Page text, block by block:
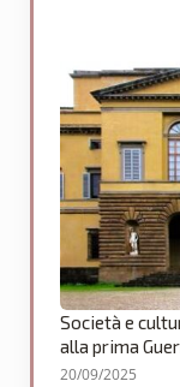
Società e
alla prima
20/09/2025